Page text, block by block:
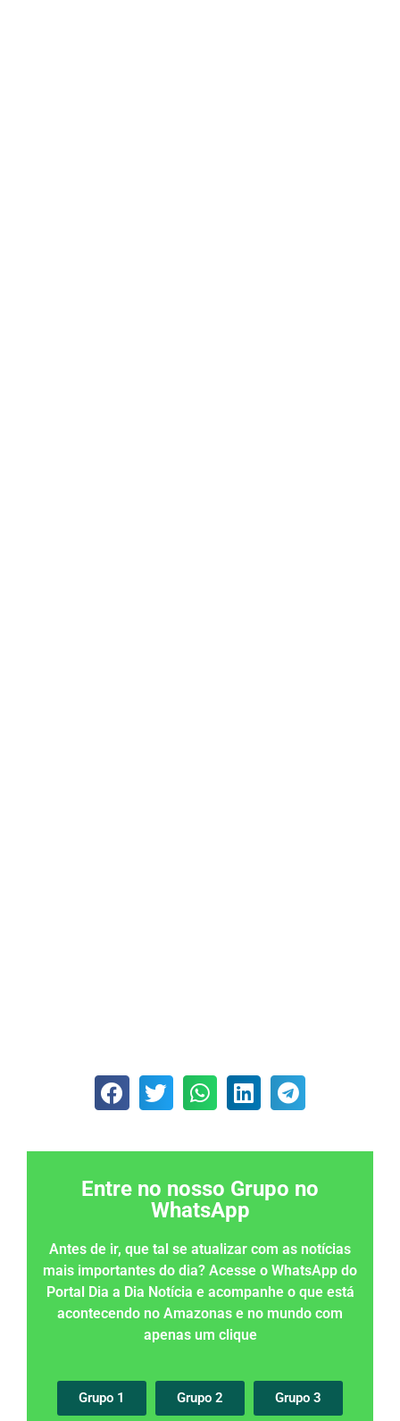
Entre no nosso Grupo no
WhatsApp
Antes de ir, que tal se atualizar com as notícias
mais importantes do dia? Acesse o WhatsApp do
Portal Dia a Dia Notícia e acompanhe o que está
acontecendo no Amazonas e no mundo com
apenas um clique
Grupo 1 Grupo 2 Grupo 3